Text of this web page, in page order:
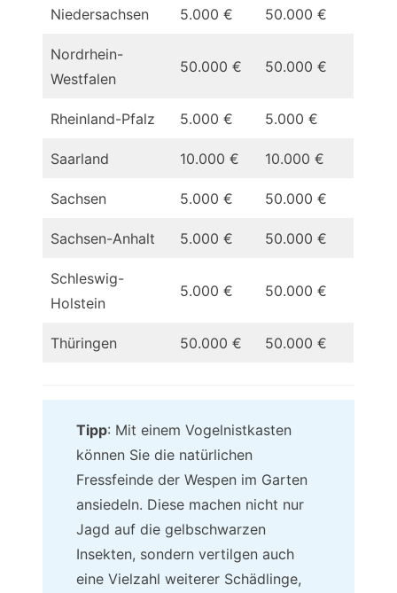
Niedersachsen 5.000 € 50.000 €
Nordrhein-
Westfalen
50.000 € 50.000 €
Rheinland-Pfalz 5.000 € 5.000 €
Saarland 10.000 € 10.000 €
Sachsen 5.000 € 50.000 €
Sachsen-Anhalt 5.000 € 50.000 €
Schleswig-
Holstein
5.000 € 50.000 €
Thüringen 50.000 € 50.000 €
Tipp: Mit einem Vogelnistkasten
können Sie die natürlichen
Fressfeinde der Wespen im Garten
ansiedeln. Diese machen nicht nur
Jagd auf die gelbschwarzen
Insekten, sondern vertilgen auch
eine Vielzahl weiterer Schädlinge,